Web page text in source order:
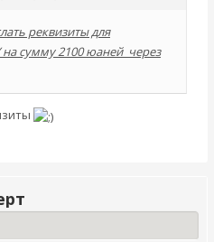
реквизиты для
на сумму 2100 юаней через